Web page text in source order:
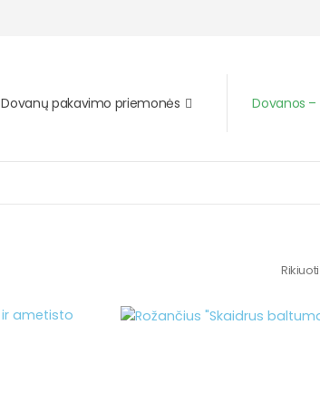
Dovanų pakavimo priemonės Dovanos –